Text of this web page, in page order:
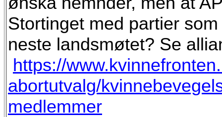
Stortinget med partier
neste landsmøtet? Se
https://
abortutvalg/
medlemmer